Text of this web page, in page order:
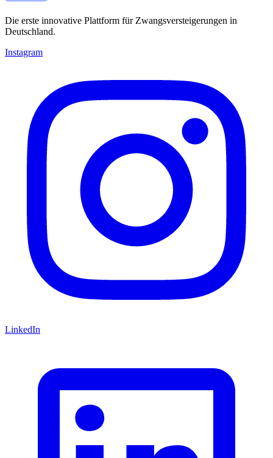
Die erste innovative Plattform für Zwangsversteigerungen in
Deutschland.
Instagram
LinkedIn